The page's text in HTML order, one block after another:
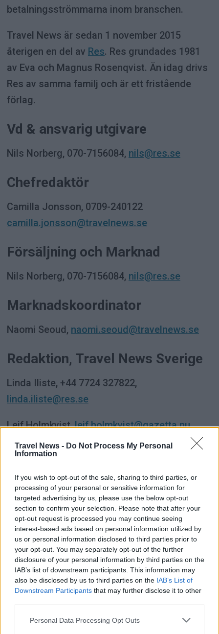
Travel News - Do Not Process My Personal
Information
If you wish to opt-out of the sale, sharing to third parties, or
processing of your personal or sensitive information for
targeted advertising by us, please use the below opt-out
section to confirm your selection. Please note that after your
opt-out request is processed you may continue seeing
interest-based ads based on personal information utilized by
us or personal information disclosed to third parties prior to
your opt-out. You may separately opt-out of the further
disclosure of your personal information by third parties on the
IAB’s list of downstream participants. This information may
also be disclosed by us to third parties on the IAB’s List of
Downstream Participants that may further disclose it to other
Personal Data Processing Opt Outs
betalningsströmmarna inom branschen.
Travel News är sedan 1 november 2015
återigen en del av Res. Res grundades 1981
av Eva och Magnus Rosenqvist. Än idag drivs
Res av samma familj och är ett fristående
förlag.
Vd & ansvarig utgivare
Nils Norberg, 070-7156084, nils@res.se
Chefredaktör
Camilla Jonsson, 0709-240122
camilla.jonsson@travelnews.se
Försäljning och Marknad
Nils Norberg, 070-7156084, nils@res.se
Marknadskoordinator
Naomi Seoud, naomi.seoud@travelnews.se
Redaktion, Travel News Sverige
Linda Iliste, +44 7724 327822,
linda.iliste@res.se
Leif Holmkvist,leif.holmkvist@gazetta.nu
Travel News Business Forum
Projektledare: Göran Nilervall, +46 73 682 15
09,goran.nilervall@travelnewsmarket.com
Travel News Premium
Har du frågor om Travel News Premium eller
behöver hjälp, kontakta oss på
premium@travelnews.se
Adress: